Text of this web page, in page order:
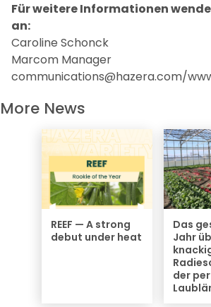
Für weitere Informationen
an:
Caroline Schonck
Marcom Manager
communications@hazera.com/
More News
REEF — A strong
debut under heat
Das
Jahr
der